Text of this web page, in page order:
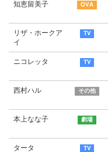
知恵留美子
リザ・ホークア
イ
ニコレッタ
西村ハル
本上なな子
タータ